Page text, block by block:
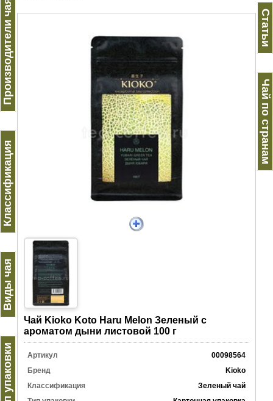
Производители чая
Классификация
Виды чая
Тип упаковки
Чай Kioko Koto Haru Melon Зеленый с
ароматом дыни листовой 100 г
Артикул
00098564
Бренд
Kioko
Классификация
Зеленый чай
Статьи
Чай по странам